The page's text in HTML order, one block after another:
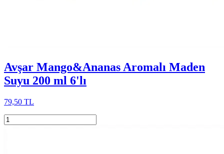
Avşar Mango&Ananas Aromalı Maden
Suyu 200 ml 6'lı
79,50 TL